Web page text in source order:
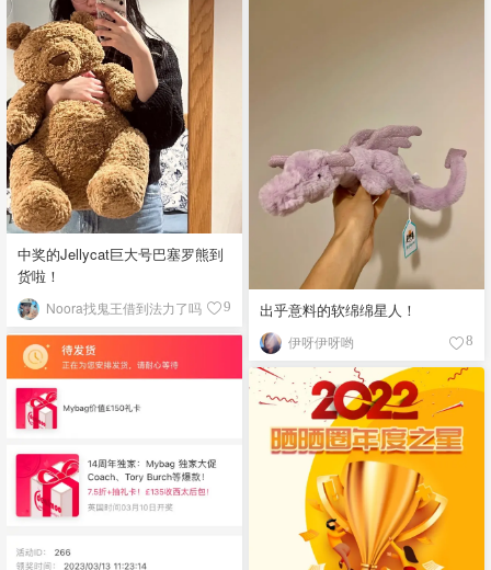
中奖的Jellycat巨大号巴塞罗熊到
货啦！
Noora找鬼王借到法力了吗 9 出乎意料的软绵绵星人！
伊呀伊呀哟 8